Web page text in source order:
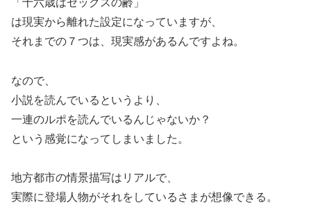
は現実から離れた設定になっていますが、
それまでの７つは、現実感があるんですよね。
なので、
小説を読んでいるというより、
一連のルポを読んでいるんじゃないか？
という感覚になってしまいました。
地方都市の情景描写はリアルで、
実際に登場人物がそれをしているさまが想像できる。